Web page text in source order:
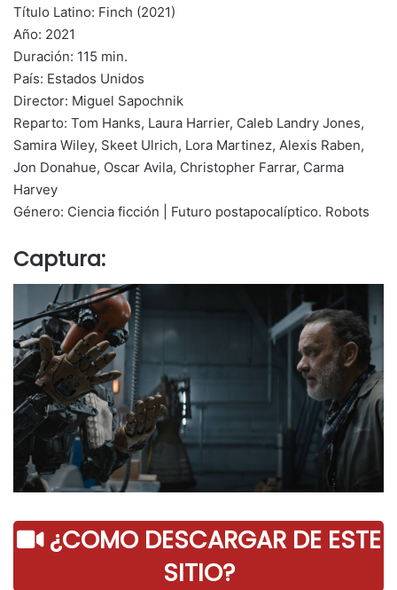
Título Latino: Finch (2021)
Año: 2021
Duración: 115 min.
País: Estados Unidos
Director: Miguel Sapochnik
Reparto: Tom Hanks, Laura Harrier, Caleb Landry Jones,
Samira Wiley, Skeet Ulrich, Lora Martinez, Alexis Raben,
Jon Donahue, Oscar Avila, Christopher Farrar, Carma
Harvey
Género: Ciencia ficción | Futuro postapocalíptico. Robots
Captura:
¿COMO DESCARGAR DE ESTE
SITIO?